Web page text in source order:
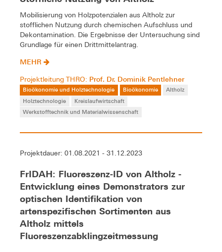
Mobilisierung von Holzpotenzialen aus Altholz zur
stofflichen Nutzung durch chemischen Aufschluss und
Dekontamination. Die Ergebnisse der Untersuchung sind
Grundlage für einen Drittmittelantrag.
MEHR
Projektleitung THRO: Prof. Dr. Dominik Pentlehner
Bioökonomie und Holztechnologie Bioökonomie
Altholz
Holztechnologie
Kreislaufwirtschaft
Werkstofftechnik und Materialwissenschaft
Projektdauer: 01.08.2021 - 31.12.2023
FrIDAH: Fluoreszenz-ID von Altholz -
Entwicklung eines Demonstrators zur
optischen Identifikation von
artenspezifischen Sortimenten aus
Altholz mittels
Fluoreszenzabklingzeitmessung